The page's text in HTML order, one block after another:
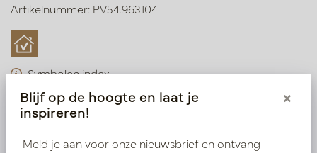
Artikelnummer: PV54.963104
Symbolen index
Product specificaties
Blijf op de hoogte en laat je
inspireren!
×
Meld je aan voor onze nieuwsbrief en ontvang